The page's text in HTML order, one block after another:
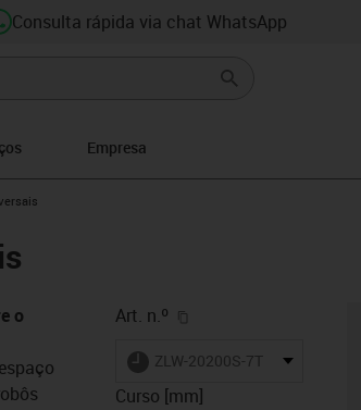
Consulta rápida via chat WhatsApp
Empresa
o
Art. n.º
igus-icon-lieferzeit
ZLW-20200S-7TH-DCUR-01-500
Curso [mm]